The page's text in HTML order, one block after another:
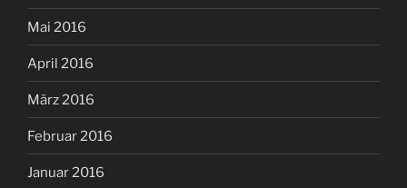
Mai 2016
April 2016
März 2016
Februar 2016
Januar 2016